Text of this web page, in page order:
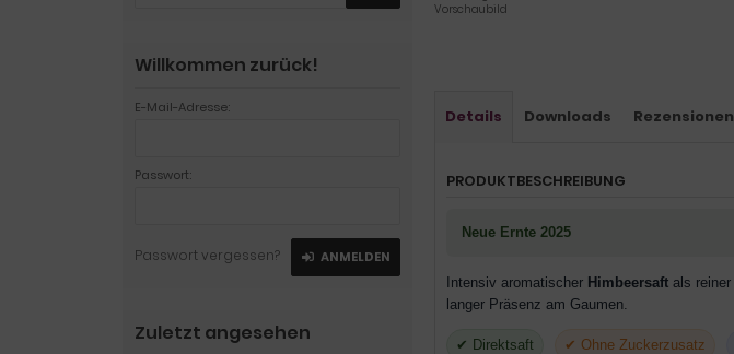
Vorschaubild
Details Downloads Rezensionen
PRODUKTBESCHREIBUNG
Neue Ernte 2025
Intensiv aromatischer Himbeersaft als reiner
langer Präsenz am Gaumen.
✔ Direktsaft ✔ Ohne Zuckerzusatz
Willkommen zurück!
E-Mail-Adresse:
Passwort:
Passwort vergessen? ANMELDEN
Zuletzt angesehen